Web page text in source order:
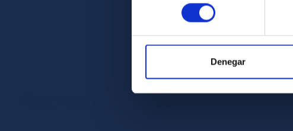
consentimiento
Denegar
Severo Ochoa
IAC Friends
PostFooter > Newsletter link